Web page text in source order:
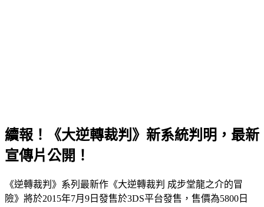
續報！《大逆轉裁判》新系統判明，最新
宣傳片公開！
《逆轉裁判》系列最新作《大逆轉裁判 成步堂龍之介的冒
險》將於2015年7月9日發售於3DS平台發售，售價為5800日